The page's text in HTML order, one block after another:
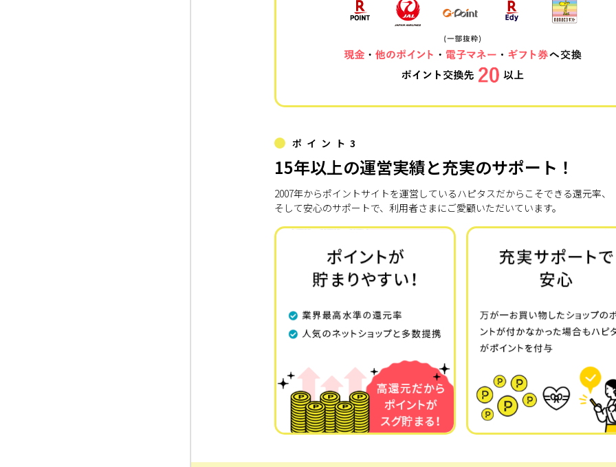
ポイント3
15年以上の運営実績と充実のサポート！
2007年からポイントサイトを運営しているハピタスだからこそできる還元率、
そして安心のサポートで、利用者さまにご愛顧いただいています。